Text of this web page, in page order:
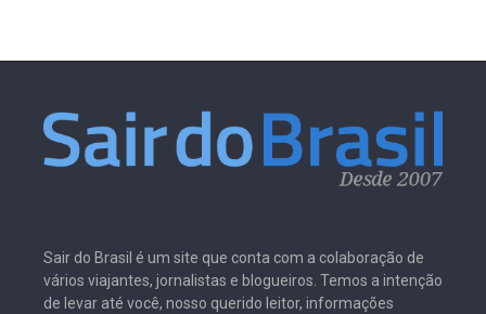
Sair do Brasil é um site que conta com a colaboração de
vários viajantes, jornalistas e blogueiros. Temos a intenção
de levar até você, nosso querido leitor, informações